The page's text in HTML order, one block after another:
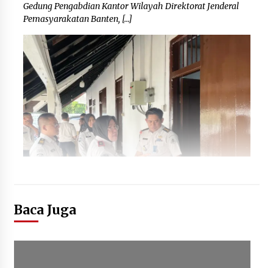
Gedung Pengabdian Kantor Wilayah Direktorat Jenderal
Pemasyarakatan Banten, […]
Baca Juga